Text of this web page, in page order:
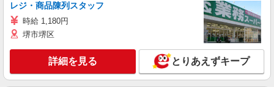
レジ・商品陳列スタッフ
時給 1,180円
堺市堺区
詳細を見る とりあえずキープ